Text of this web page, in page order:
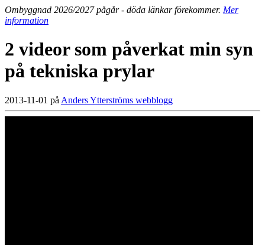
Ombyggnad 2026/2027 pågår - döda länkar förekommer. Mer
information
2 videor som påverkat min syn
på tekniska prylar
2013-11-01 på Anders Ytterströms webblogg